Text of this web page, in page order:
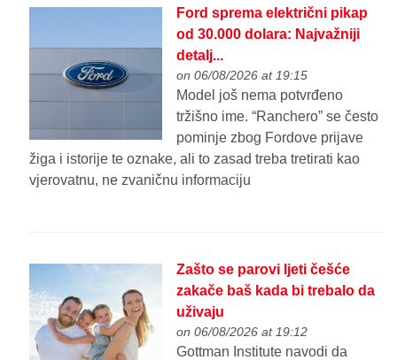
Ford sprema električni pikap
od 30.000 dolara: Najvažniji
detalj...
on 06/08/2026 at 19:15
Model još nema potvrđeno
tržišno ime. “Ranchero” se često
pominje zbog Fordove prijave
žiga i istorije te oznake, ali to zasad treba tretirati kao
vjerovatnu, ne zvaničnu informaciju
Zašto se parovi ljeti češće
zakače baš kada bi trebalo da
uživaju
on 06/08/2026 at 19:12
Gottman Institute navodi da